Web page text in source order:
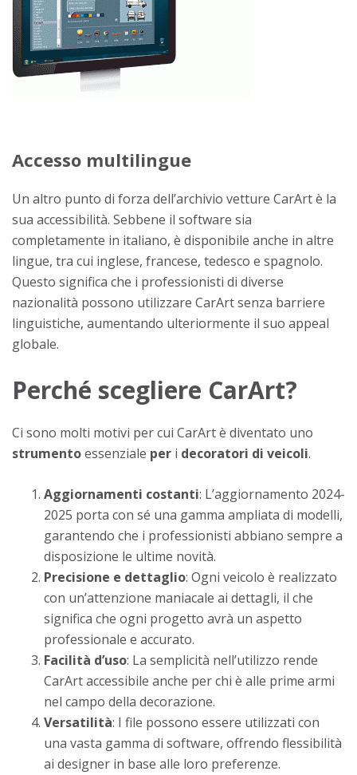
Accesso multilingue
Un altro punto di forza dell’archivio vetture CarArt è la
sua accessibilità. Sebbene il software sia
completamente in italiano, è disponibile anche in altre
lingue, tra cui inglese, francese, tedesco e spagnolo.
Questo significa che i professionisti di diverse
nazionalità possono utilizzare CarArt senza barriere
linguistiche, aumentando ulteriormente il suo appeal
globale.
Perché scegliere CarArt?
Ci sono molti motivi per cui CarArt è diventato uno
strumentoessenziale per i decoratori di veicoli.
Aggiornamenti costanti: L’aggiornamento 2024-
2025 porta con sé una gamma ampliata di modelli,
garantendo che i professionisti abbiano sempre a
disposizione le ultime novità.
Precisione e dettaglio: Ogni veicolo è realizzato
con un’attenzione maniacale ai dettagli, il che
significa che ogni progetto avrà un aspetto
professionale e accurato.
Facilità d’uso: La semplicità nell’utilizzo rende
CarArt accessibile anche per chi è alle prime armi
nel campo della decorazione.
Versatilità: I file possono essere utilizzati con
una vasta gamma di software, offrendo flessibilità
ai designer in base alle loro preferenze.